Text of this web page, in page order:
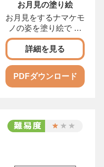
お月見の塗り絵
お月見をするナマケモ
ノの姿を塗り絵で ま
んまるなお月さまを見
詳細を見る
PDFダウンロード